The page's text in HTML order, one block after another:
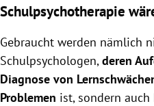
Schulpsychotherapie
Gebraucht werden nämlich
Schulpsychologen,deren
Diagnose von
Problemen ist, sondern auch